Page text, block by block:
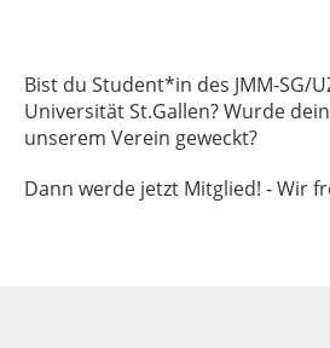
Bist du Student*in des JMM-SG/
Universität St.Gallen? Wurde
unserem Verein geweckt?
Dann werde jetzt Mitglied! - Wir